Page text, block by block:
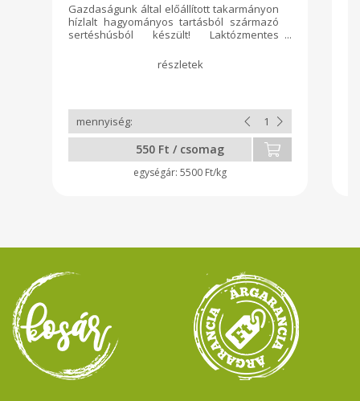
Gazdaságunk által előállított takarmányon
hízlalt hagyományos tartásból származó
sertéshúsból készült! Laktózmentes
550 Ft / csomag
5500 Ft/kg